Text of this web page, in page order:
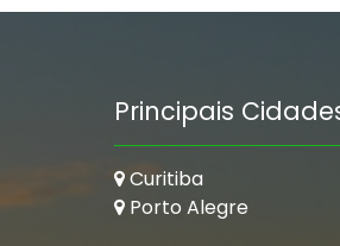
Principais
Curitiba
Porto Alegre